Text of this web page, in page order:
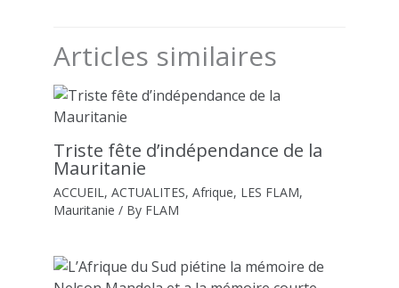
Articles similaires
Triste fête d’indépendance de la
Mauritanie
ACCUEIL , ACTUALITES, Afrique, LES FLAM,
Mauritanie / By FLAM